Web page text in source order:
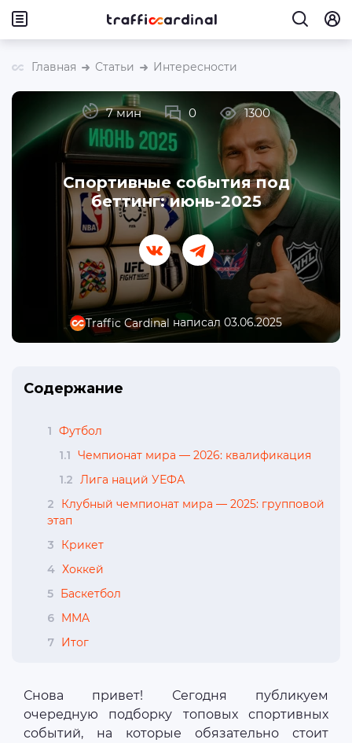
Главная Статьи Интересности
Traffic Cardinal написал 03.06.2025
Спортивные события под
беттинг: июнь-2025
7 мин 0 1300
Содержание
1 Футбол
1.1 Чемпионат мира — 2026: квалификация
1.2 Лига наций УЕФА
2
Клубный чемпионат мира — 2025: групповой
этап
3
Крикет
4 Хоккей
5 Баскетбол
6 MMA
7 Итог
Снова привет! Сегодня публикуем
очередную подборку топовых спортивных
событий, на которые обязательно стоит